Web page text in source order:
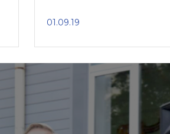
01.09.19